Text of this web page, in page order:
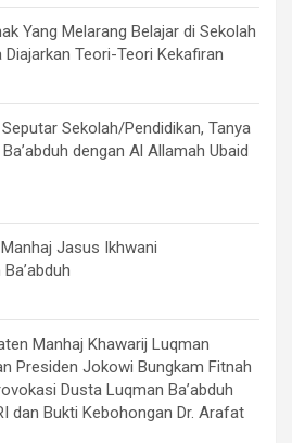
Yang Melarang Belajar di Sekolah
Teori-Teori Kekafiran
Sekolah/Pendidikan, Tanya
dengan Al Allamah Ubaid
Jasus Ikhwani
Manhaj Khawarij Luqman
Presiden Jokowi Bungkam Fitnah
Dusta Luqman Ba’abduh
dan Bukti Kebohongan Dr. Arafat